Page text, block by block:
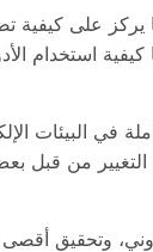
يركز على كيفية
استخدام
في البيئات
من قبل
وتحقيق أقصى